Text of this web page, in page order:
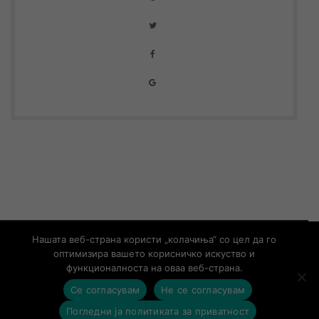
© Copyright 2019 – Developed byUNET
Информации од јавен карактер
Контакт
contact@aso.mk
Нашата веб-страна користи „колачиња“ со цел да го
оптимизира вашето корисничко искуство и
функционалноста на оваа веб-страна.
Се согласувам
Не се согласувам
Погледни ја политиката за приватност